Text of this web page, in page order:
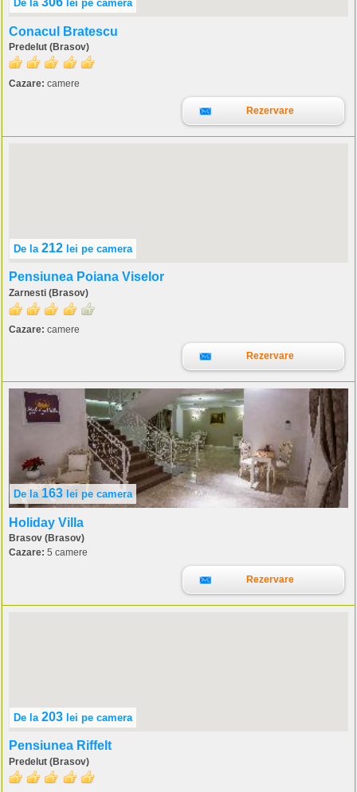
De la lei pe camera
Conacul Bratescu
Predelut (Brasov)
Cazare: camere
Rezervare
De la 212 lei pe camera
Pensiunea Poiana Viselor
Zarnesti (Brasov)
Cazare: camere
Rezervare
De la 163 lei pe camera
Holiday Villa
Brasov (Brasov)
Cazare: 5 camere
Rezervare
De la 203 lei pe camera
Pensiunea Riffelt
Predelut (Brasov)